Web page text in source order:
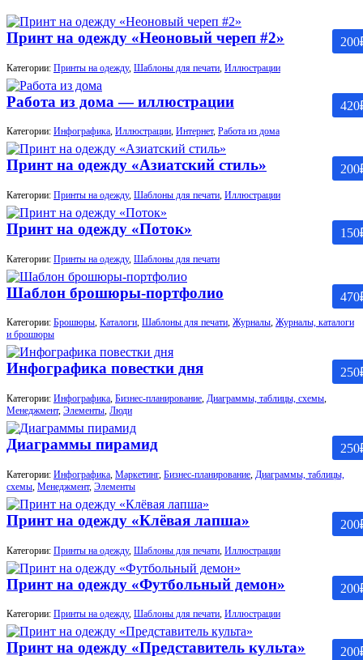
200
Принт на одежду «Неоновый череп #2»
Категории: Принты на одежду, Шаблоны для печати Иллюстрации
420
Работа из дома — иллюстрации
Категории: Инфографика, Иллюстрации, Интернет, Работа из дома
200
Принт на одежду «Азиатский стиль»
Категории: Принты на одежду, Шаблоны для печати, Иллюстрации
150
Принт на одежду «Поток»
Категории: Принты на одежду, Шаблоны для печати
470
Шаблон брошюры-портфолио
Категории: Брошюры, Каталоги, Шаблоны для печати, Журналы, Журналы, каталоги
и брошюры
250
Инфографика повестки дня
Категории: Инфографика, Бизнес-планирование, Диаграммы, таблицы, схемы,
Менеджмент, Элементы, Люди
250
Диаграммы пирамид
Категории: Инфографика, Маркетинг, Бизнес-планирование, Диаграммы, таблицы,
схемы, Менеджмент, Элементы
200
Принт на одежду «Клёвая лапша»
Категории: Принты на одежду, Шаблоны для печати Иллюстрации
200
Принт на одежду «Футбольный демон»
Категории: Принты на одежду, Шаблоны для печати, Иллюстрации
200
Принт на одежду «Представитель культа»